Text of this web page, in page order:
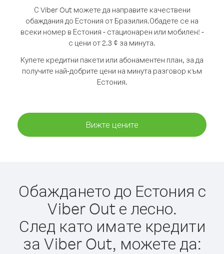
С Viber Out можете да направите качествени
обаждания до Естония от Бразилия.Обадете се на
всеки номер в Естония - стационарен или мобилен! -
с цени от 2.3 ¢ за минута.
Купете кредитни пакети или абонаментен план, за да
получите най-добрите цени на минута разговор към
Естония.
Вижте цените
Обаждането до Естония с
Viber Out е лесно.
След като имате кредити
за Viber Out, можете да: